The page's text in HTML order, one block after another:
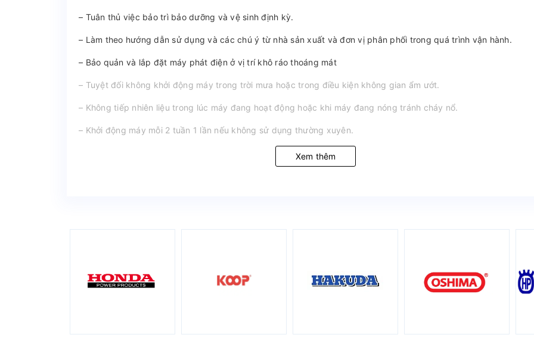
– Tuân thủ việc bảo trì bảo dưỡng và vệ sinh định kỳ.
– Làm theo hướng dẫn sử dụng và các chú ý từ nhà sản xuất và đơn vị phân phối trong quá trình vận hành.
– Bảo quản và lắp đặt máy phát điện ở vị trí khô ráo thoáng mát
– Tuyệt đối không khởi động máy trong trời mưa hoặc trong điều kiện không gian ẩm ướt.
– Không tiếp nhiên liệu trong lúc máy đang hoạt động hoặc khi máy đang nóng tránh cháy nổ.
– Khởi động máy mỗi 2 tuần 1 lần nếu không sử dụng thường xuyên.
Xem thêm